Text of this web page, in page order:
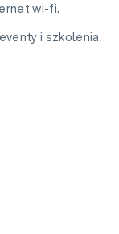
wi-fi.
i szkolenia.